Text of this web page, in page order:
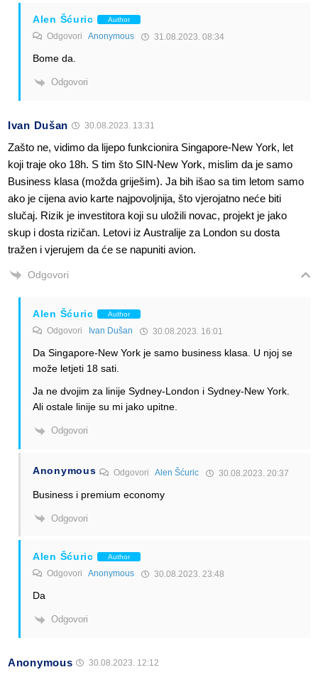
Alen Šćuric Author
Odgovori Anonymous 31.08.2023. 08:34
Bome da.
Odgovori
Ivan Dušan 30.08.2023. 13:31
Zašto ne, vidimo da lijepo funkcionira Singapore-New York, let
koji traje oko 18h. S tim što SIN-New York, mislim da je samo
Business klasa (možda griješim). Ja bih išao sa tim letom samo
ako je cijena avio karte najpovoljnija, što vjerojatno neće biti
slučaj. Rizik je investitora koji su uložili novac, projekt je jako
skup i dosta rizičan. Letovi iz Australije za London su dosta
tražen i vjerujem da će se napuniti avion.
Odgovori
Alen Šćuric Author
Odgovori Ivan Dušan 30.08.2023. 16:01
Da Singapore-New York je samo business klasa. U njoj se
može letjeti 18 sati.
Ja ne dvojim za linije Sydney-London i Sydney-New York.
Ali ostale linije su mi jako upitne.
Odgovori
Anonymous OdgovoriAlen Šćuric 30.08.2023. 20:37
Business i premium economy
Odgovori
Alen Šćuric Author
Odgovori Anonymous 30.08.2023. 23:48
Da
Odgovori
Anonymous 30.08.2023. 12:12